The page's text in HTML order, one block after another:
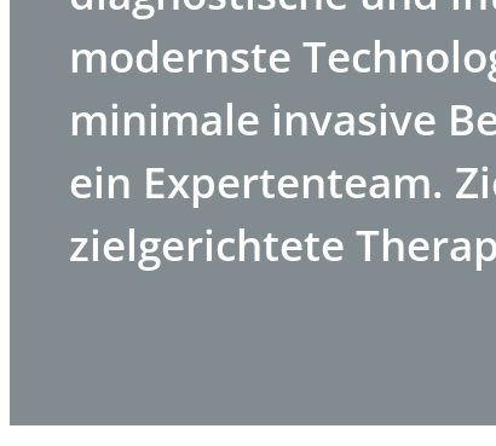
modernste
minimale invasive
ein Expertenteam.
zielgerichtete